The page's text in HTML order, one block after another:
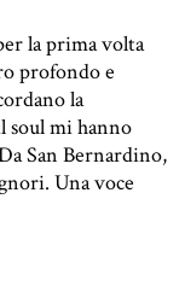
la prima volta
profondo e
la
soul mi hanno
San Bernardino,
Una voce